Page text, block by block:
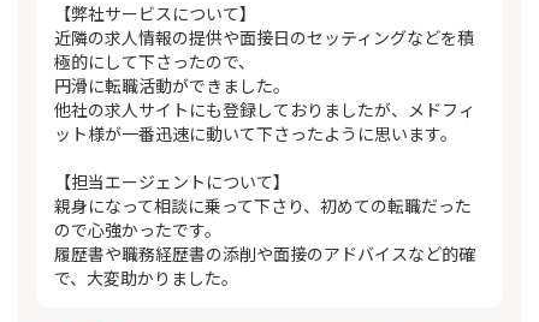
【弊社サービスについて】
近隣の求人情報の提供や面接日のセッティングなどを積
極的にして下さったので、
円滑に転職活動ができました。
他社の求人サイトにも登録しておりましたが、メドフィ
ット様が一番迅速に動いて下さったように思います。
【担当エージェントについて】
親身になって相談に乗って下さり、初めての転職だった
ので心強かったです。
履歴書や職務経歴書の添削や面接のアドバイスなど的確
で、大変助かりました。